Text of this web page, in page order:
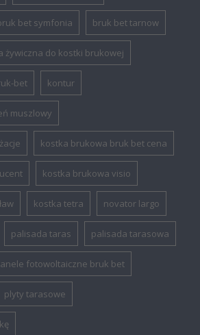
bet symfonia bruk bet tarnow
żywiczna do kostki brukowej
bet kontur
muszlowy
kostka brukowa bruk bet cena
kostka brukowa visio
kostka tetra novator largo
palisada taras palisada tarasowa
fotowoltaiczne bruk bet
plyty tarasowe